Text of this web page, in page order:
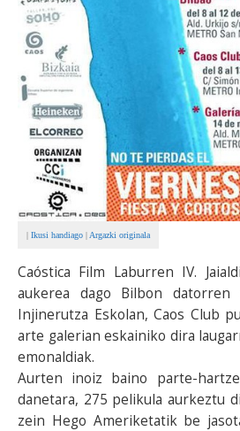
| Ikusi handiago | Argazki originala
Caóstica Film Laburren IV.
aukerea dago Bilbon datorren
Injinerutza Eskolan, Caos Club
arte galerian eskainiko dira
emonaldiak.
Aurten inoiz baino parte-
danetara, 275 pelikula aurkeztu
zein Hego Ameriketatik be